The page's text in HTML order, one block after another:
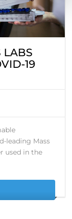
LABS
19
leading Mass
used in the